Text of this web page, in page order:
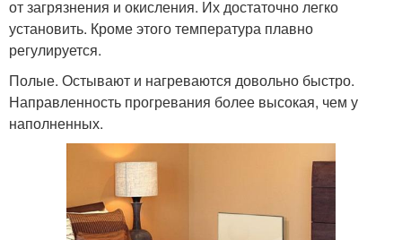
от загрязнения и окисления. Их достаточно легко
установить. Кроме этого температура плавно
регулируется.
Полые. Остывают и нагреваются довольно быстро.
Направленность прогревания более высокая, чем у
наполненных.